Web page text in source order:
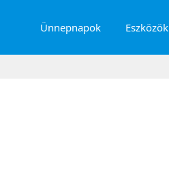
Ünnepnapok Eszközök